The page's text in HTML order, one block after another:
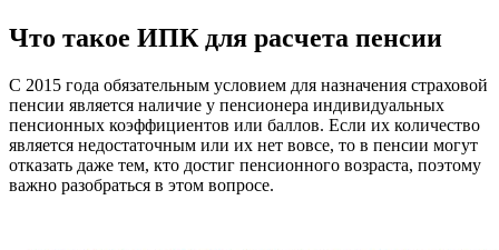
Что такое ИПК для расчета пенсии
С 2015 года обязательным условием для назначения страховой
пенсии является наличие у пенсионера индивидуальных
пенсионных коэффициентов или баллов. Если их количество
является недостаточным или их нет вовсе, то в пенсии могут
отказать даже тем, кто достиг пенсионного возраста, поэтому
важно разобраться в этом вопросе.